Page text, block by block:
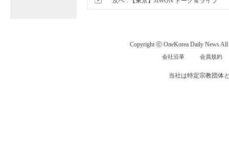
Copyright ⓒ OneKorea Daily News All
会社沿革 会員規約
当社は特定宗教団体